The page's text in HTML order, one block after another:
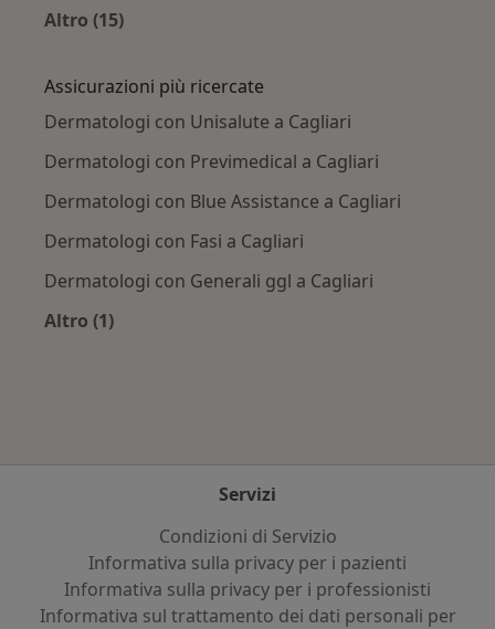
Altro (15)
Assicurazioni più ricercate
Dermatologi con Unisalute a Cagliari
Dermatologi con Previmedical a Cagliari
Dermatologi con Blue Assistance a Cagliari
Dermatologi con Fasi a Cagliari
Dermatologi con Generali ggl a Cagliari
Altro (1)
Servizi
Condizioni di Servizio
Informativa sulla privacy per i pazienti
Informativa sulla privacy per i professionisti
Informativa sul trattamento dei dati personali per